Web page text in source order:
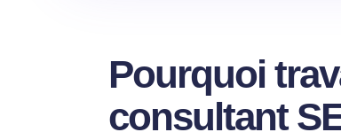
Pourquoi
consultant